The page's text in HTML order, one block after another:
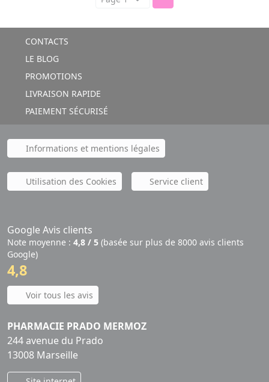
CONTACTS
LE BLOG
PROMOTIONS
LIVRAISON RAPIDE
PAIEMENT SÉCURISÉ
Informations et mentions légales
Utilisation des Cookies Service client
Google Avis clients
Note moyenne : 4,8 / 5 (basée sur plus de 8000 avis clients
Google)
4,8
Voir tous les avis
PHARMACIE PRADO MERMOZ
244 avenue du Prado
13008 Marseille